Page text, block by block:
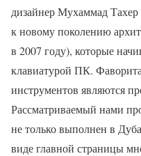
дизайнер Мухаммад
к новому поколению
в 2007 году), которые
клавиатурой ПК.
инструментов являются
Рассматриваемый нами
не только выполнен в
виде главной страницы